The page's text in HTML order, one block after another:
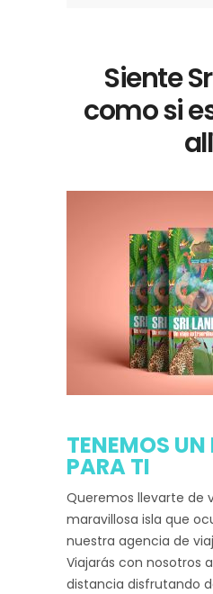
Siente
como si
TENEMOS UN
PARA TI
Queremos llevarte de
maravillosa isla que
nuestra agencia de
Viajarás con nosotros
distancia disfrutando